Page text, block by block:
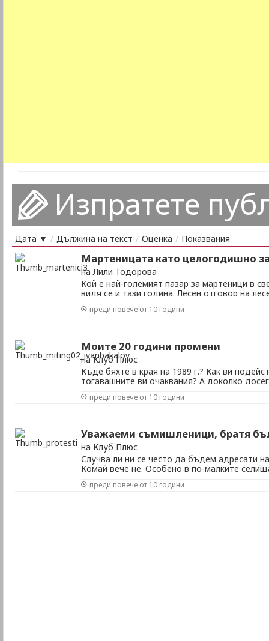
Изпратете
Дата ▼ / Дължина на текст / Оценка / Показвания
Мартеницата като целогодишно
на Лили Тодорова
Кой е най-големият пазар за мартеници в
видя се и тази година. Лесен отговор на
едновременно да си пожелават здраве и
преди повече от 10 години
Моите 20 години промени
на Клуб Плюс
Къде бяхте в края на 1989 г.? Как ви
тогавашните ви очаквания? А доколко
отстрани, пострадахте ли или спечелихте
преди повече от 10 години
Уважаеми съмишленици, братя
на Клуб Плюс
Случва ли ни се често да бъдем адресати
Комай вече не. Особено в по-малките
че ли остана далече назад, в първите
преди повече от 10 години